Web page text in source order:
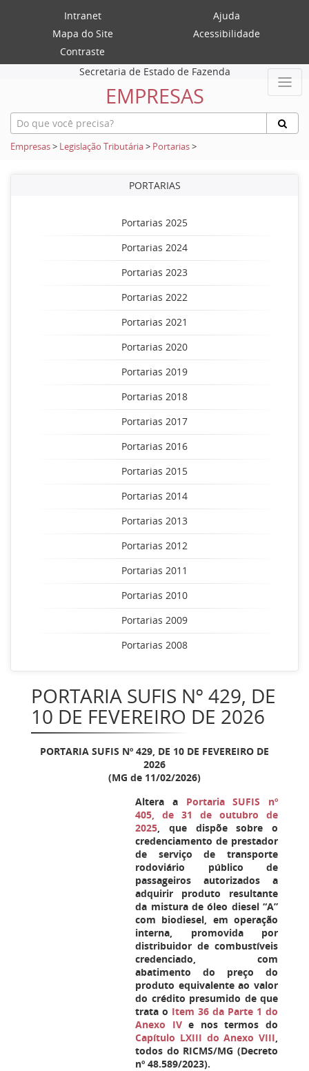
Intranet
Ajuda
Mapa do Site
Acessibilidade
Contraste
Secretaria de Estado de Fazenda
EMPRESAS
Empresas> Legislação Tributária> Portarias>
PORTARIAS
Portarias 2025
Portarias 2024
Portarias 2023
Portarias 2022
Portarias 2021
Portarias 2020
Portarias 2019
Portarias 2018
Portarias 2017
Portarias 2016
Portarias 2015
Portarias 2014
Portarias 2013
Portarias 2012
Portarias 2011
Portarias 2010
Portarias 2009
Portarias 2008
PORTARIA SUFIS Nº 429, DE
10 DE FEVEREIRO DE 2026
PORTARIA SUFIS Nº 429, DE 10 DE FEVEREIRO DE
2026
(MG de 11/02/2026)
Altera a Portaria SUFIS nº
405, de 31 de outubro de
2025, que dispõe sobre o
credenciamento de prestador
de serviço de transporte
rodoviário público de
passageiros autorizados a
adquirir produto resultante
da mistura de óleo diesel “A”
com biodiesel, em operação
interna, promovida por
distribuidor de combustíveis
credenciado, com
abatimento do preço do
produto equivalente ao valor
do crédito presumido de que
trata o Item 36 da Parte 1 do
Anexo IVe nos termos do
Capítulo LXIII do Anexo VIII,
todos do RICMS/MG (Decreto
nº 48.589/2023).